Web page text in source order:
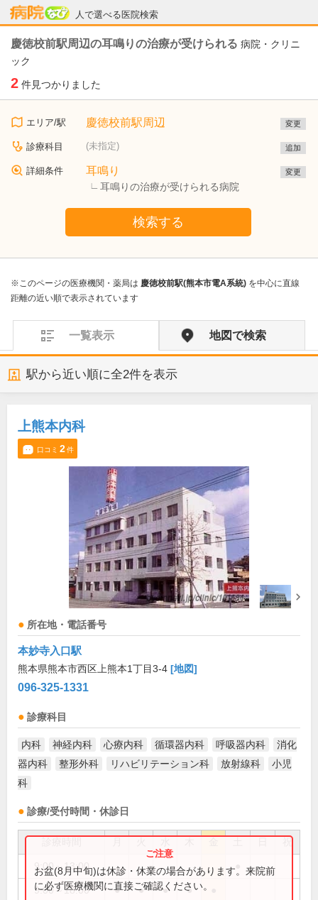
人で選べる医院検索
病院なび
慶徳校前駅周辺の耳鳴りの治療が受けられる 病院・クリニ
ック
2 件見つかりました
エリア/駅 慶徳校前駅周辺 変更
診療科目 (未指定) 追加
詳細条件 耳鳴り
耳鳴りの治療が受けられる病院
変更
検索する
※このページの医療機関・薬局は 慶徳校前駅(熊本市電A系統) を中心に直線
距離の近い順で表示されています
一覧表示 地図で検索
駅から近い順に全2件を表示
上熊本内科
口コミ 2件
所在地・電話番号
本妙寺入口駅
熊本県熊本市西区上熊本1丁目3-4 [地図]
096-325-1331
診療科目
内科 神経内科 心療内科 循環器内科 呼吸器内科
消化
器内科
整形外科 リハビリテーション科 放射線科
小児
科
診療/受付時間・休診日
祝
9:00～13:00
9:00～18:00 ● ● ● ●
お盆(8月中旬)は休診・休業の場合があります。来院前
に必ず医療機関に直接ご確認ください。